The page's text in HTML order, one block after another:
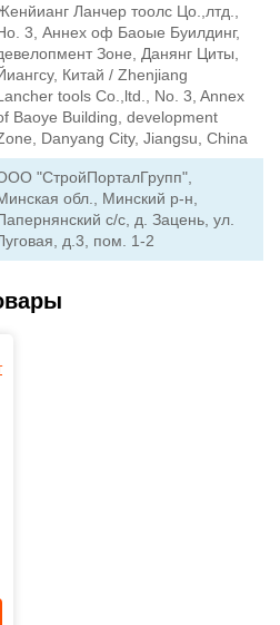
Ланчер тоолс Цо.,лтд.,
3, Аннех оф Баоые Буилдинг,
Зоне, Данянг Циты,
Китай / Zhenjiang
tools Co.,ltd., No. 3, Annex
Baoye Building, development
Danyang City, Jiangsu, China
"СтройПорталГрупп",
обл., Минский р-н,
с/с, д. Зацень, ул.
д.3, пом. 1-2